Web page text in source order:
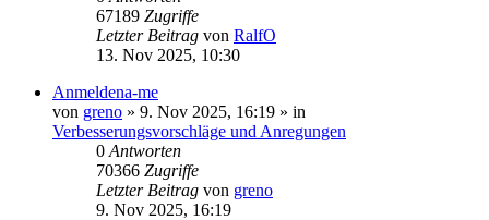
67189 Zugriffe
Letzter Beitrag von RalfO
13. Nov 2025, 10:30
Anmeldena-me
von greno » 9. Nov 2025, 16:19 » in
Verbesserungsvorschläge und Anregungen
0 Antworten
70366 Zugriffe
Letzter Beitrag von greno
9. Nov 2025, 16:19